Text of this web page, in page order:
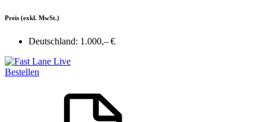
Preis (exkl. MwSt.)
Deutschland: 1.000,– €
Bestellen